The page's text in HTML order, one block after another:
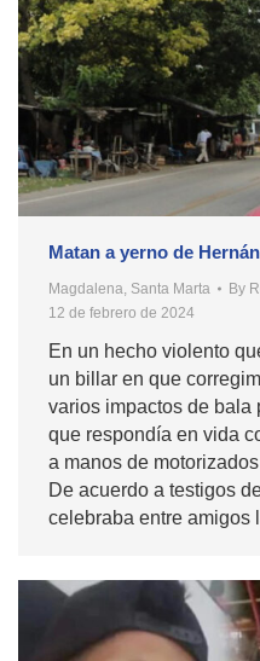
Matan a yerno de
Magdalena, Santa Marta By
12 de febrero de 2024
En un hecho violento
un billar en que
varios impactos de bala
que respondía en vida
a manos de
De acuerdo a testigos
celebraba entre